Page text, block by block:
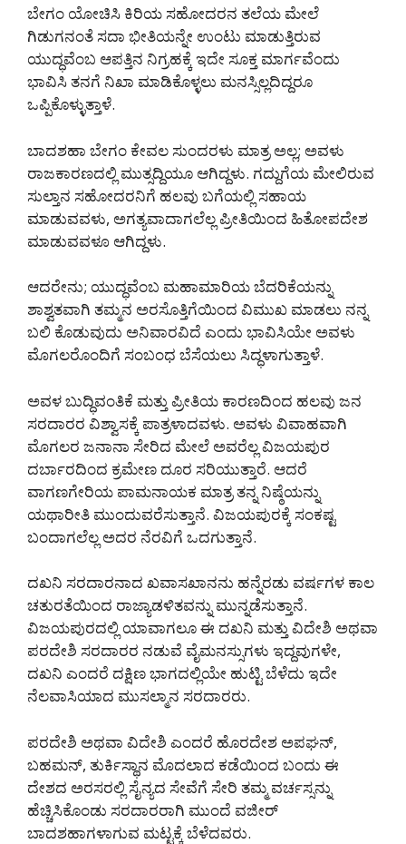
ಬೇಗಂ ಯೋಚಿಸಿ ಕಿರಿಯ ಸಹೋದರನ ತಲೆಯ ಮೇಲೆ
ಗಿಡುಗನಂತೆ ಸದಾ ಭೀತಿಯನ್ನೇ ಉಂಟು ಮಾಡುತ್ತಿರುವ
ಯುದ್ಧವೆಂಬ ಆಪತ್ತಿನ ನಿಗ್ರಹಕ್ಕೆ ಇದೇ ಸೂಕ್ತ ಮಾರ್ಗವೆಂದು
ಭಾವಿಸಿ ತನಗೆ ನಿಖಾ ಮಾಡಿಕೊಳ್ಳಲು ಮನಸ್ಸಿಲ್ಲದಿದ್ದರೂ
ಒಪ್ಪಿಕೊಳ್ಳುತ್ತಾಳೆ.
ಬಾದಶಹಾ ಬೇಗಂ ಕೇವಲ ಸುಂದರಳು ಮಾತ್ರ ಅಲ್ಲ; ಅವಳು
ರಾಜಕಾರಣದಲ್ಲಿ ಮುತ್ಸದ್ದಿಯೂ ಆಗಿದ್ದಳು. ಗದ್ದುಗೆಯ ಮೇಲಿರುವ
ಸುಲ್ತಾನ ಸಹೋದರನಿಗೆ ಹಲವು ಬಗೆಯಲ್ಲಿ ಸಹಾಯ
ಮಾಡುವವಳು, ಅಗತ್ಯವಾದಾಗಲೆಲ್ಲ ಪ್ರೀತಿಯಿಂದ ಹಿತೋಪದೇಶ
ಮಾಡುವವಳೂ ಆಗಿದ್ದಳು.
ಆದರೇನು; ಯುದ್ಧವೆಂಬ ಮಹಾಮಾರಿಯ ಬೆದರಿಕೆಯನ್ನು
ಶಾಶ್ವತವಾಗಿ ತಮ್ಮನ ಅರಸೊತ್ತಿಗೆಯಿಂದ ವಿಮುಖ ಮಾಡಲು ನನ್ನ
ಬಲಿ ಕೊಡುವುದು ಅನಿವಾರವಿದೆ ಎಂದು ಭಾವಿಸಿಯೇ ಅವಳು
ಮೊಗಲರೊಂದಿಗೆ ಸಂಬಂಧ ಬೆಸೆಯಲು ಸಿದ್ಧಳಾಗುತ್ತಾಳೆ.
ಅವಳ ಬುದ್ಧಿವಂತಿಕೆ ಮತ್ತು ಪ್ರೀತಿಯ ಕಾರಣದಿಂದ ಹಲವು ಜನ
ಸರದಾರರ ವಿಶ್ವಾಸಕ್ಕೆ ಪಾತ್ರಳಾದವಳು. ಅವಳು ವಿವಾಹವಾಗಿ
ಮೊಗಲರ ಜನಾನಾ ಸೇರಿದ ಮೇಲೆ ಅವರೆಲ್ಲ ವಿಜಯಪುರ
ದರ್ಬಾರದಿಂದ ಕ್ರಮೇಣ ದೂರ ಸರಿಯುತ್ತಾರೆ. ಆದರೆ
ವಾಗಣಗೇರಿಯ ಪಾಮನಾಯಕ ಮಾತ್ರ ತನ್ನ ನಿಷ್ಠೆಯನ್ನು
ಯಥಾರೀತಿ ಮುಂದುವರೆಸುತ್ತಾನೆ. ವಿಜಯಪುರಕ್ಕೆ ಸಂಕಷ್ಟ
ಬಂದಾಗಲೆಲ್ಲ ಅದರ ನೆರವಿಗೆ ಒದಗುತ್ತಾನೆ.
ದಖನಿ ಸರದಾರನಾದ ಖವಾಸಖಾನನು ಹನ್ನೆರಡು ವರ್ಷಗಳ ಕಾಲ
ಚತುರತೆಯಿಂದ ರಾಜ್ಯಾಡಳಿತವನ್ನು ಮುನ್ನಡೆಸುತ್ತಾನೆ.
ವಿಜಯಪುರದಲ್ಲಿ ಯಾವಾಗಲೂ ಈ ದಖನಿ ಮತ್ತು ವಿದೇಶಿ ಅಥವಾ
ಪರದೇಶಿ ಸರದಾರರ ನಡುವೆ ವೈಮನಸ್ಸುಗಳು ಇದ್ದವುಗಳೇ,
ದಖನಿ ಎಂದರೆ ದಕ್ಷಿಣ ಭಾಗದಲ್ಲಿಯೇ ಹುಟ್ಟಿ ಬೆಳೆದು ಇದೇ
ನೆಲವಾಸಿಯಾದ ಮುಸಲ್ಮಾನ ಸರದಾರರು.
ಪರದೇಶಿ ಅಥವಾ ವಿದೇಶಿ ಎಂದರೆ ಹೊರದೇಶ ಅಪಘನ್,
ಬಹಮನ್, ತುರ್ಕಿಸ್ಥಾನ ಮೊದಲಾದ ಕಡೆಯಿಂದ ಬಂದು ಈ
ದೇಶದ ಅರಸರಲ್ಲಿ ಸೈನ್ಯದ ಸೇವೆಗೆ ಸೇರಿ ತಮ್ಮ ವರ್ಚಸ್ಸನ್ನು
ಹೆಚ್ಚಿಸಿಕೊಂಡು ಸರದಾರರಾಗಿ ಮುಂದೆ ವಜೀರ್
ಬಾದಶಹಾಗಳಾಗುವ ಮಟ್ಟಕ್ಕೆ ಬೆಳೆದವರು.